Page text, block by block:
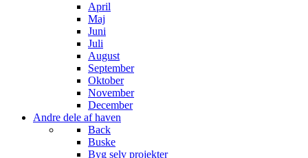
April
Maj
Juni
Juli
August
September
Oktober
November
December
Andre dele af haven
Back
Buske
Byg selv projekter